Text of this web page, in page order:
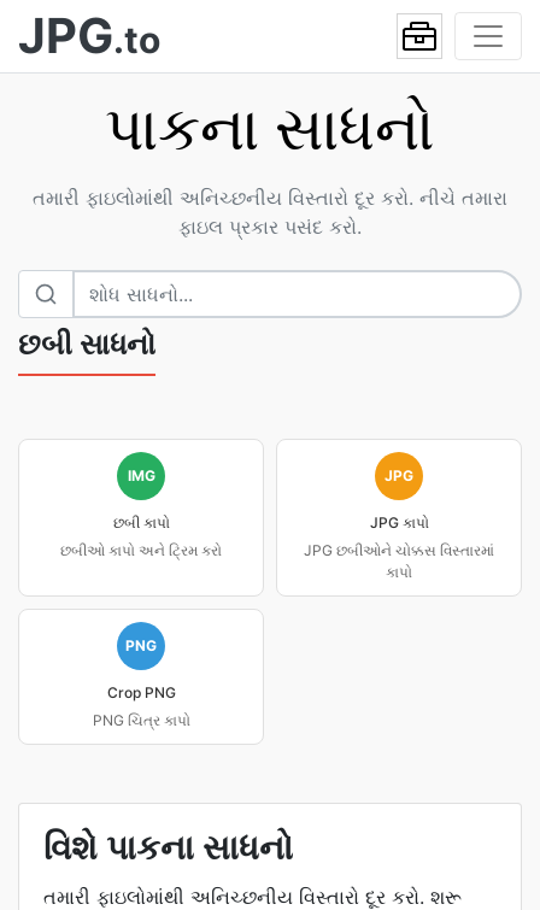
JPG.to
પાકના સાધનો
તમારી ફાઇલોમાંથી અનિચ્છનીય વિસ્તારો દૂર કરો. નીચે તમારા
ફાઇલ પ્રકાર પસંદ કરો.
છબી સાધનો
IMG
છબી કાપો
છબીઓ કાપો અને ટ્રિમ કરો
JPG
JPG કાપો
JPG છબીઓને ચોક્કસ વિસ્તારમાં
કાપો
PNG
Crop PNG
PNG ચિત્ર કાપો
વિશે પાકના સાધનો
તમારી ફાઇલોમાંથી અનિચ્છનીય વિસ્તારો દૂર કરો. શરૂ